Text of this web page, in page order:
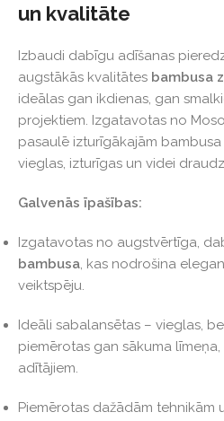
un kvalitāte
Izbaudi dabīgu adīšanas
augstākās kvalitātes bambusa
ideālas gan ikdienas, gan
projektiem. Izgatavotas no
pasaulē izturīgākajām bambusa
vieglas, izturīgas un videi
Galvenās īpašības:
Izgatavotas no augstvērtīga,
bambusa, kas nodrošina
veiktspēju.
Ideāli sabalansētas – vieglas,
piemērotas gan sākuma
adītājiem.
Piemērotas dažādām tehnikām